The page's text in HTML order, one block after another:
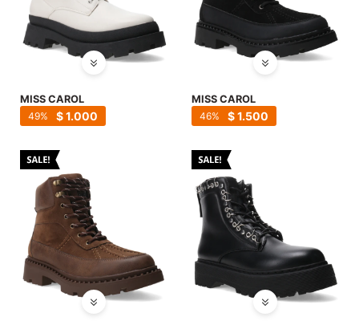
MISS CAROL
$1.000
49
MISS CAROL
$1.500
46